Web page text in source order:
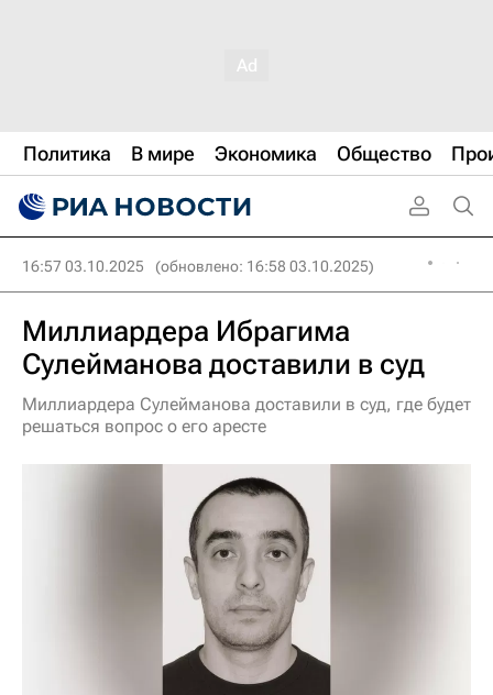
Политика В мире Экономика Общество
16:57 03.10.2025 (обновлено: 16:58 03.10.2025)
Миллиардера Ибрагима
Сулейманова доставили в суд
Миллиардера Сулейманова доставили в суд, где будет
решаться вопрос о его аресте